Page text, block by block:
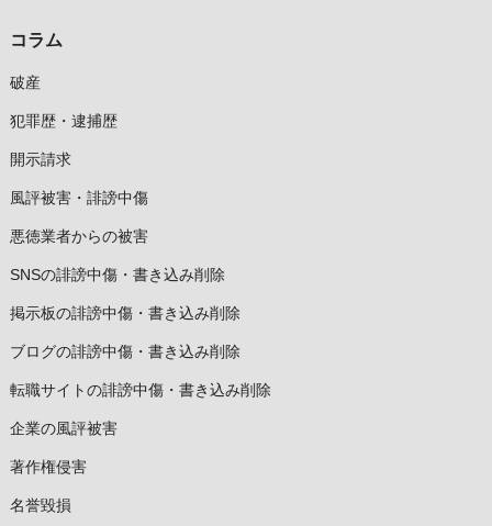
コラム
破産
犯罪歴・逮捕歴
開示請求
風評被害・誹謗中傷
悪徳業者からの被害
SNSの誹謗中傷・書き込み削除
掲示板の誹謗中傷・書き込み削除
ブログの誹謗中傷・書き込み削除
転職サイトの誹謗中傷・書き込み削除
企業の風評被害
著作権侵害
名誉毀損